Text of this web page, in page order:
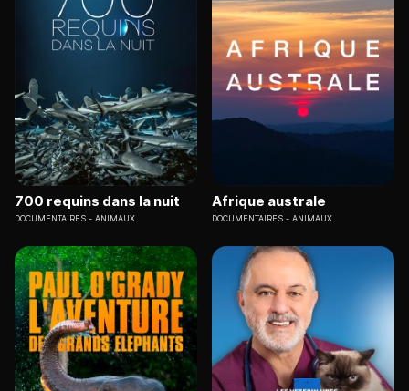
700 requins dans la nuit
DOCUMENTAIRES ANIMAUX
Afrique australe
DOCUMENTAIRES ANIMAUX